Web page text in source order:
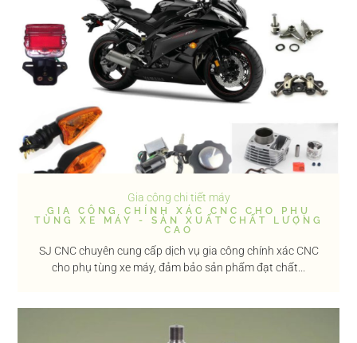
Gia công chi tiết máy
GIA CÔNG CHÍNH XÁC CNC CHO PHỤ
TÙNG XE MÁY - SẢN XUẤT CHẤT LƯỢNG
CAO
SJ CNC chuyên cung cấp dịch vụ gia công chính xác CNC
cho phụ tùng xe máy, đảm bảo sản phẩm đạt chất...